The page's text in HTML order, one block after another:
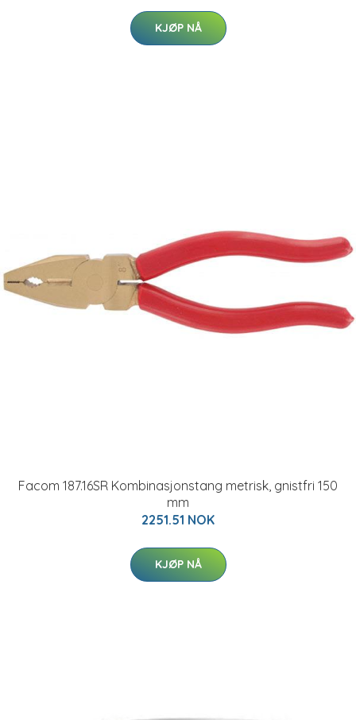
KJØP NÅ
Facom 187.16SR Kombinasjonstang metrisk, gnistfri 150
mm
2251.51 NOK
KJØP NÅ